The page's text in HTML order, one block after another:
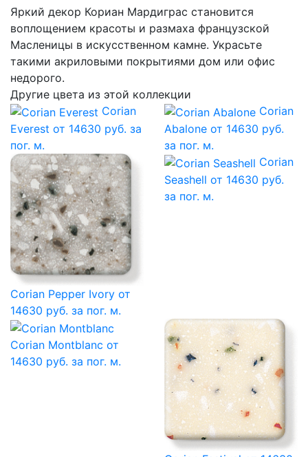
Яркий декор Кориан Мардиграс становится
воплощением красоты и размаха французской
Масленицы в искусственном камне. Украсьте
такими акриловыми покрытиями дом или офис
недорого.
Другие цвета из этой коллекции
Corian
Everest от 14630 руб. за
пог. м.
Corian
Abalone от 14630 руб.
за пог. м.
Corian Pepper Ivory от
14630 руб. за пог. м.
Corian
Seashell от 14630 руб.
за пог. м.
Corian Montblanc от
14630 руб. за пог. м.